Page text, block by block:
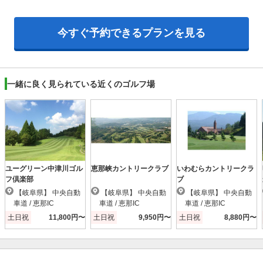
今すぐ予約できるプランを見る
一緒に良く見られている近くのゴルフ場
ユーグリーン中津川ゴル
フ倶楽部
車道 / 恵那IC
土日祝
11,800円〜
恵那峡カントリークラブ
車道 / 恵那IC
土日祝
9,950円〜
いわむらカントリークラ
ブ
車道 / 恵那IC
土日祝
8,880円〜